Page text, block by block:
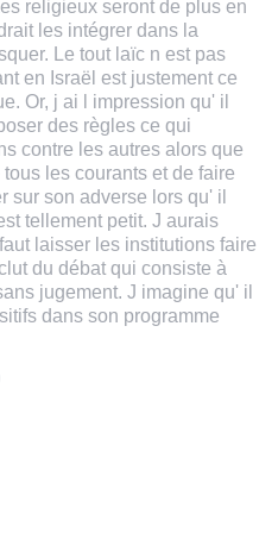
religieux seront de plus en
les intégrer dans la
Le tout laïc n est pas
en Israël est justement ce
Or, j ai l impression qu' il
des règles ce qui
contre les autres alors que
les courants et de faire
sur son adverse lors qu' il
tellement petit. J aurais
laisser les institutions faire
du débat qui consiste à
jugement. J imagine qu' il
dans son programme